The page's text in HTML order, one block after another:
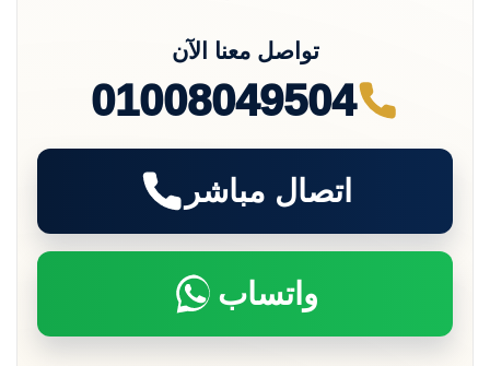
تواصل معنا الآن
01008049504
اتصال مباشر
واتساب